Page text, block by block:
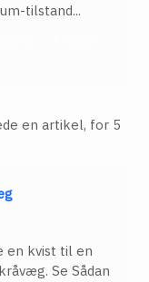
tilstand...
en artikel, for 5
en kvist til en
Se Sådan